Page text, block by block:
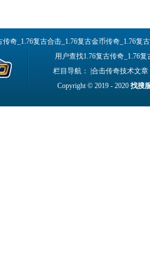
传奇_1.76复古合击_1.76复古金币传奇_1.76
用户查找1.76复古传奇_1.76
栏目导航： |合击传奇技术文章
Copyright © 2019 - 2020找搜